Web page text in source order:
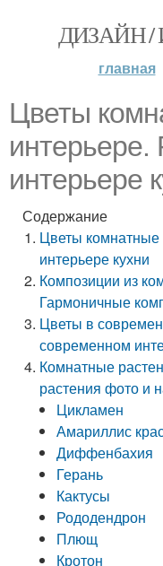
ДИЗАЙН /
главная
Цветы
интерьере.
интерьере
Содержание
Цветы комнатные
интерьере кухни
Композиции из
Гармоничные
Цветы в
современном
Комнатные
растения фото и
Цикламен
Амариллис
Диффенбахия
Герань
Кактусы
Рододендрон
Плющ
Кротон